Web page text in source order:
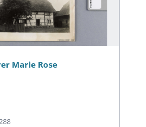
Marie Rose